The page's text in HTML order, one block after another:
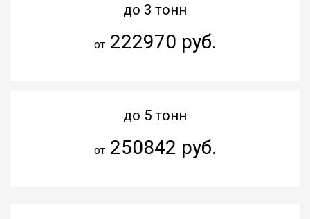
до 3 тонн
от222970 руб.
до 5 тонн
от250842 руб.